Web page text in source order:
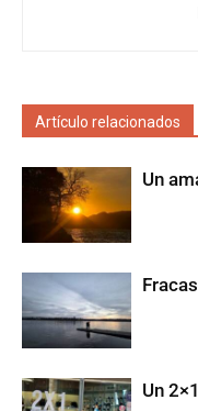
Artículo relacionados
Un
Un